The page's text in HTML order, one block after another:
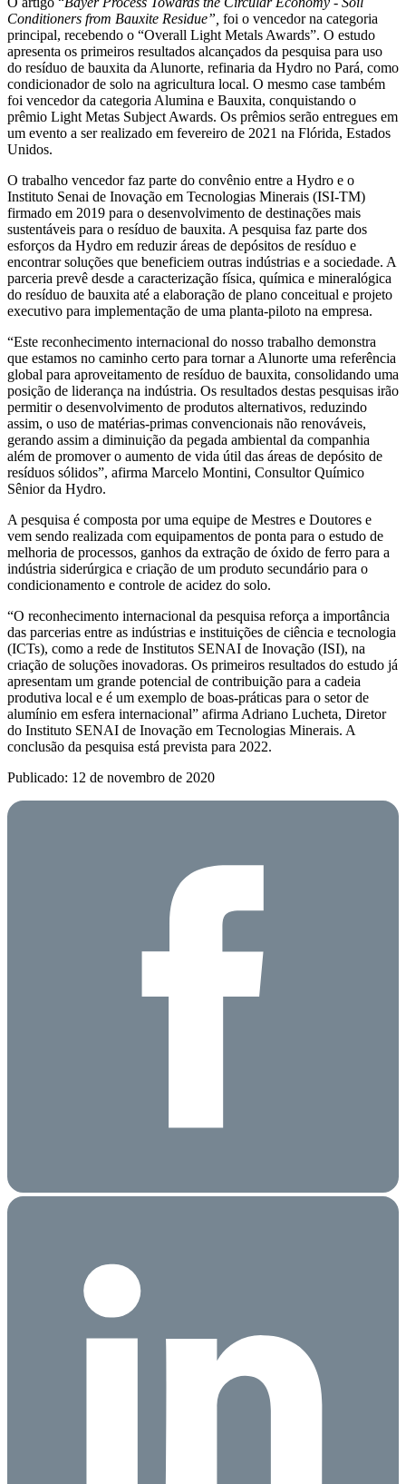
Conditioners from Bauxite Residue”, foi o vencedor na categoria
principal, recebendo o “Overall Light Metals Awards”. O estudo
apresenta os primeiros resultados alcançados da pesquisa para uso
do resíduo de bauxita da Alunorte, refinaria da Hydro no Pará, como
condicionador de solo na agricultura local. O mesmo case também
foi vencedor da categoria Alumina e Bauxita, conquistando o
prêmio Light Metas Subject Awards. Os prêmios serão entregues em
um evento a ser realizado em fevereiro de 2021 na Flórida, Estados
Unidos.
O trabalho vencedor faz parte do convênio entre a Hydro e o
Instituto Senai de Inovação em Tecnologias Minerais (ISI-TM)
firmado em 2019 para o desenvolvimento de destinações mais
sustentáveis para o resíduo de bauxita. A pesquisa faz parte dos
esforços da Hydro em reduzir áreas de depósitos de resíduo e
encontrar soluções que beneficiem outras indústrias e a sociedade. A
parceria prevê desde a caracterização física, química e mineralógica
do resíduo de bauxita até a elaboração de plano conceitual e projeto
executivo para implementação de uma planta-piloto na empresa.
“Este reconhecimento internacional do nosso trabalho demonstra
que estamos no caminho certo para tornar a Alunorte uma referência
global para aproveitamento de resíduo de bauxita, consolidando uma
posição de liderança na indústria. Os resultados destas pesquisas irão
permitir o desenvolvimento de produtos alternativos, reduzindo
assim, o uso de matérias-primas convencionais não renováveis,
gerando assim a diminuição da pegada ambiental da companhia
além de promover o aumento de vida útil das áreas de depósito de
resíduos sólidos”, afirma Marcelo Montini, Consultor Químico
Sênior da Hydro.
A pesquisa é composta por uma equipe de Mestres e Doutores e
vem sendo realizada com equipamentos de ponta para o estudo de
melhoria de processos, ganhos da extração de óxido de ferro para a
indústria siderúrgica e criação de um produto secundário para o
condicionamento e controle de acidez do solo.
“O reconhecimento internacional da pesquisa reforça a importância
das parcerias entre as indústrias e instituições de ciência e tecnologia
(ICTs), como a rede de Institutos SENAI de Inovação (ISI), na
criação de soluções inovadoras. Os primeiros resultados do estudo já
apresentam um grande potencial de contribuição para a cadeia
produtiva local e é um exemplo de boas-práticas para o setor de
alumínio em esfera internacional” afirma Adriano Lucheta, Diretor
do Instituto SENAI de Inovação em Tecnologias Minerais. A
conclusão da pesquisa está prevista para 2022.
Publicado: 12 de novembro de 2020